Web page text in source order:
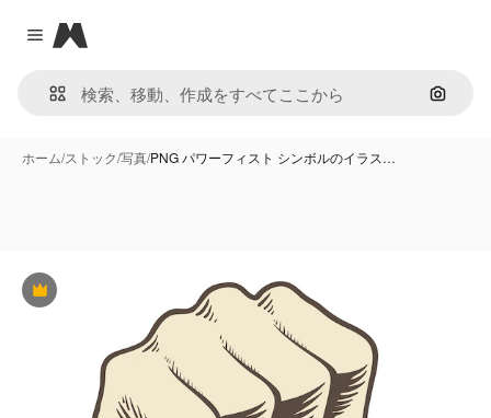
Close menu
Magnific
画像で
ホーム/ストック/写真/PNG パワーフィスト シンボルのイラス…
Premium